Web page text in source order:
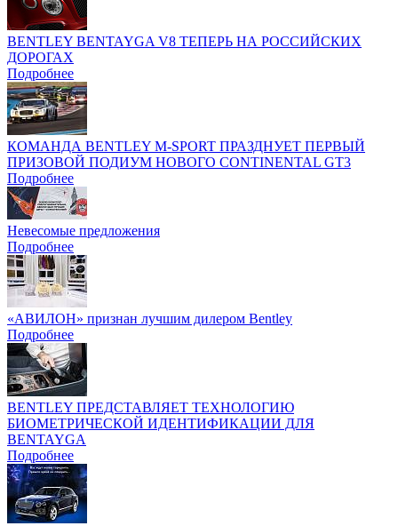
BENTLEY BENTAYGA V8 ТЕПЕРЬ НА РОССИЙСКИХ
ДОРОГАХ
Подробнее
КОМАНДА BENTLEY M-SPORT ПРАЗДНУЕТ ПЕРВЫЙ
ПРИЗОВОЙ ПОДИУМ НОВОГО CONTINENTAL GT3
Подробнее
Невесомые предложения
Подробнее
«АВИЛОН» признан лучшим дилером Bentley
Подробнее
BENTLEY ПРЕДСТАВЛЯЕТ ТЕХНОЛОГИЮ
БИОМЕТРИЧЕСКОЙ ИДЕНТИФИКАЦИИ ДЛЯ
BENTAYGA
Подробнее